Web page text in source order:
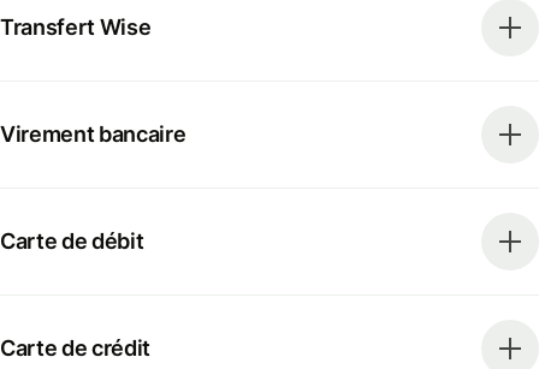
Transfert Wise
Virement bancaire
Carte de débit
Carte de crédit